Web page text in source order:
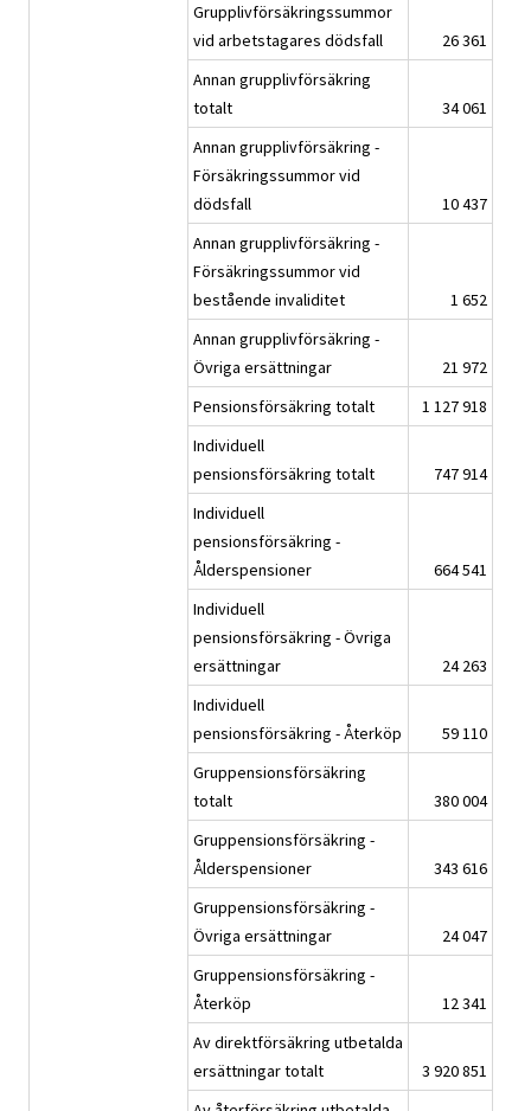
Grupplivförsäkringssummor
vid arbetstagares dödsfall
26 361
Annan grupplivförsäkring
totalt
34 061
Annan grupplivförsäkring -
Försäkringssummor vid
dödsfall
10 437
Annan grupplivförsäkring -
Försäkringssummor vid
bestående invaliditet
1 652
Annan grupplivförsäkring -
Övriga ersättningar
21 972
Pensionsförsäkring totalt
1 127 918
Individuell
pensionsförsäkring totalt
747 914
Individuell
pensionsförsäkring -
Ålderspensioner
664 541
Individuell
pensionsförsäkring - Övriga
ersättningar
24 263
Individuell
pensionsförsäkring - Återköp
59 110
Gruppensionsförsäkring
totalt
380 004
Gruppensionsförsäkring -
Ålderspensioner
343 616
Gruppensionsförsäkring -
Övriga ersättningar
24 047
Gruppensionsförsäkring -
Återköp
12 341
Av direktförsäkring utbetalda
ersättningar totalt
3 920 851